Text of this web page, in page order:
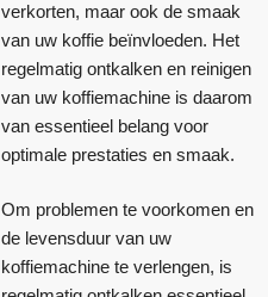
verkorten, maar ook de smaak
van uw koffie beïnvloeden. Het
regelmatig ontkalken en reinigen
van uw koffiemachine is daarom
van essentieel belang voor
optimale prestaties en smaak.
Om problemen te voorkomen en
de levensduur van uw
koffiemachine te verlengen, is